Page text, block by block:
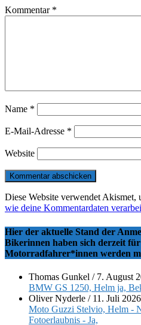
Kommentar *
Name *
E-Mail-Adresse *
Website
Diese Website verwendet Akismet,
wie deine Kommentardaten
Hier der aktuelle Stand der
Bikerinnen haben sich derzeit für
Motorradfahrer*innen werden
Thomas Gunkel / 7. August
BMW GS 1250, Helm ja,
Oliver Nyderle / 11. Juli 2026
Moto Guzzi Stelvio, Helm -
Fotoerlaubnis - Ja,